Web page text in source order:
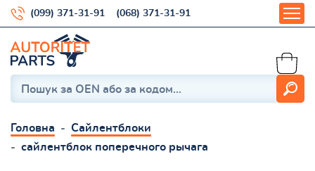
(099) 371-31-91 (068) 371-31-91
Головна
Сайлентблоки
сайлентблок поперечного рычага